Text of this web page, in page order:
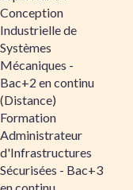
Conception
Industrielle de
Systèmes
Mécaniques -
Bac+2 en continu
(Distance)
Formation
Administrateur
d'Infrastructures
Sécurisées - Bac+3